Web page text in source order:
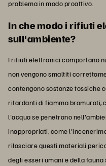
problema in modo proattivo.
In che modo i rifiuti
sull'ambiente?
I rifiuti elettronici comportano
non vengono smaltiti
contengono sostanze tossiche
ritardanti di fiamma bromurati,
l'acqua se penetrano
inappropriati, come
rilasciare questi materiali
degli esseri umani e della fauna